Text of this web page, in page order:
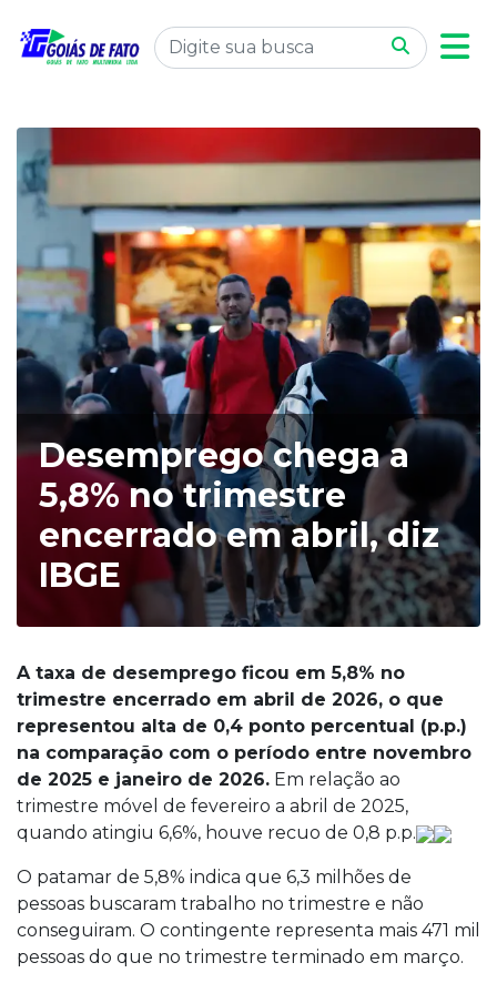
Desemprego chega a
5,8% no trimestre
encerrado em abril, diz
IBGE
A taxa de desemprego ficou em 5,8% no
trimestre encerrado em abril de 2026, o que
representou alta de 0,4 ponto percentual (p.p.)
na comparação com o período entre novembro
de 2025 e janeiro de 2026. Em relação ao
trimestre móvel de fevereiro a abril de 2025,
quando atingiu 6,6%, houve recuo de 0,8 p.p.
O patamar de 5,8% indica que 6,3 milhões de
pessoas buscaram trabalho no trimestre e não
conseguiram. O contingente representa mais 471 mil
pessoas do que no trimestre terminado em março.